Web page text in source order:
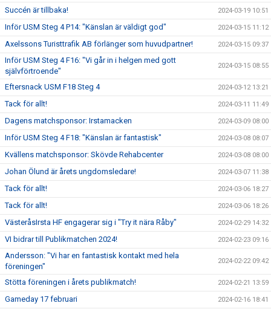
Succén är tillbaka! 2024-03-19 10:51
Inför USM Steg 4 P14: "Känslan är väldigt god" 2024-03-15 11:12
Axelssons Turisttrafik AB förlänger som huvudpartner! 2024-03-15 09:37
Inför USM Steg 4 F16: "Vi går in i helgen med gott
självförtroende"
2024-03-15 08:55
Eftersnack USM F18 Steg 4 2024-03-12 13:21
Tack för allt! 2024-03-11 11:49
Dagens matchsponsor: Irstamacken 2024-03-09 08:00
Inför USM Steg 4 F18: "Känslan är fantastisk" 2024-03-08 08:07
Kvällens matchsponsor: Skövde Rehabcenter 2024-03-08 08:00
Johan Ölund är årets ungdomsledare! 2024-03-07 11:38
Tack för allt! 2024-03-06 18:27
Tack för allt! 2024-03-06 18:26
VästeråsIrsta HF engagerar sig i "Try it nära Råby" 2024-02-29 14:32
VI bidrar till Publikmatchen 2024! 2024-02-23 09:16
Andersson: "Vi har en fantastisk kontakt med hela
föreningen"
2024-02-22 09:42
Stötta föreningen i årets publikmatch! 2024-02-21 13:59
Gameday 17 februari 2024-02-16 18:41